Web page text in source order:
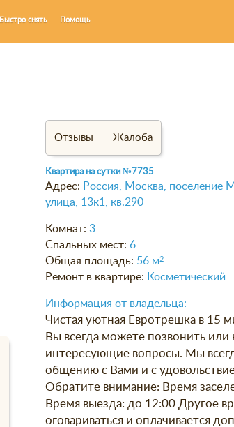
Быстро снять Помощь
Отзывы Жалоба
Квартира на сутки №7735
Адрес: Россия, Москва, поселение
улица, 13к1, кв.290
Комнат: 3
Спальных мест: 6
Общая площадь: 56 м2
Ремонт в квартире: Косметический
Информация от владельца:
Чистая уютная Евротрешка в 15
Вы всегда можете позвонить или
интересующие вопросы. Мы
общению с Вами и с
Обратите внимание: Время
Время выезда: до 12:00 Другое
оговариваться и оплачивается